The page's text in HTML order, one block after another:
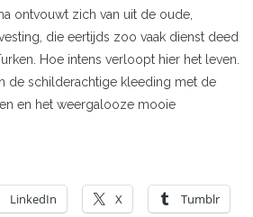
ontvouwt zich van uit de oude,
die eertijds zoo vaak dienst deed
Hoe intens verloopt hier het leven.
de schilderachtige kleeding met de
en het weergalooze mooie
LinkedIn X Tumblr